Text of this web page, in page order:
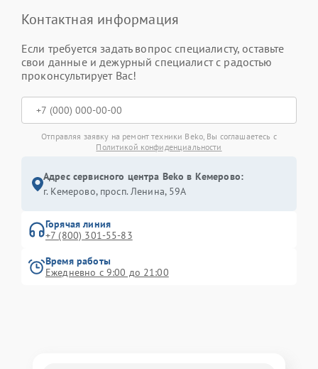
Контактная информация
Если требуется задать вопрос специалисту, оставьте
свои данные и дежурный специалист с радостью
проконсультирует Вас!
Отправляя заявку на ремонт техники Beko, Вы соглашаетесь с
Политикой конфиденциальности
Адрес сервисного центра Beko в Кемерово:
г. Кемерово, просп. Ленина, 59А
Горячая линия
+7 (800) 301-55-83
Время работы
Ежедневно с 9:00 до 21:00